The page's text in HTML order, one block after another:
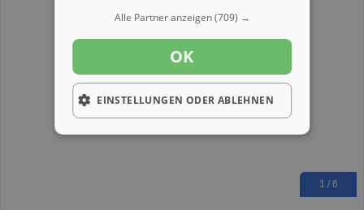
1 / 6
Alle Partner anzeigen(709) →
OK
EINSTELLUNGEN ODER ABLEHNEN